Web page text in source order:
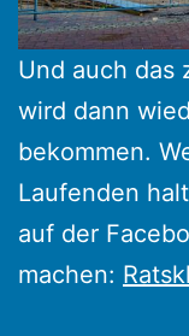
Und auch das
wird dann
bekommen.
Laufenden
auf der
machen: